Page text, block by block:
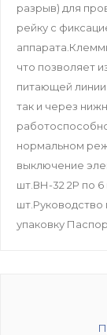
разрыв) для
рейку с
что позволяет
питающей линии
так и через
нормальном
выключение
шт.ВН-32 2P по
шт.Руководство
упаковку